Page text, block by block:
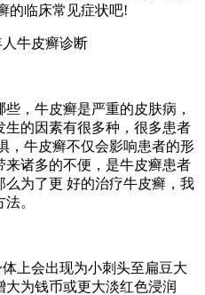
的临床常见症状吧!
，牛皮癣是严重的皮肤病，
生的因素有很多种，很多患者
，牛皮癣不仅会影响患者的形
来诸多的不便，是牛皮癣患者
么为了更 好的治疗牛皮癣，我
。
会出现为小刺头至扁豆大
为钱币或更大淡红色浸润